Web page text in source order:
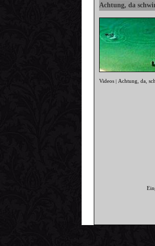
Achtung, da
Videos | Achtung ,da ,